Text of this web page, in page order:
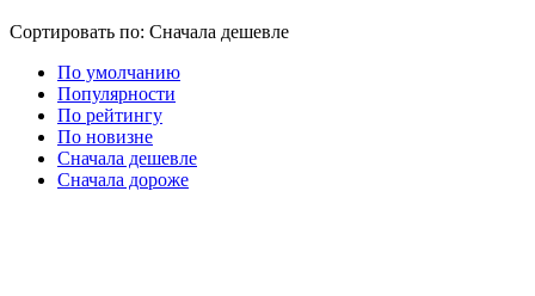
Сортировать по: Сначала дешевле
По умолчанию
Популярности
По рейтингу
По новизне
Сначала дешевле
Сначала дороже